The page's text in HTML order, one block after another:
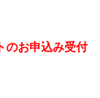
お申込み受付